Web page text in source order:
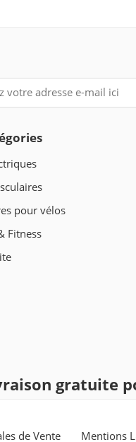
pour vélos
Fitness
gratuite
de Vente Mentions